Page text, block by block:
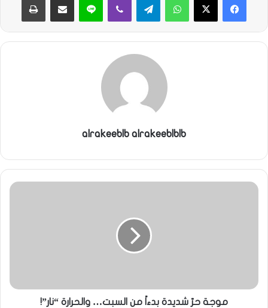
alrakeeblb alrakeeblblb
موجة حرّ شديدة بدءاً من السبت… والحرارة “نار”!